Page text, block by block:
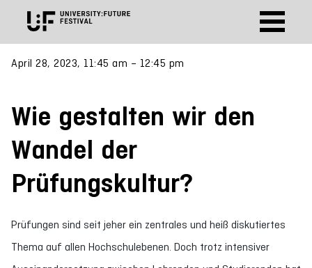
April 28, 2023, 11:45 am – 12:45 pm
Wie gestalten wir den
Wandel der
Prüfungskultur?
Prüfungen sind seit jeher ein zentrales und heiß diskutiertes
Thema auf allen Hochschulebenen. Doch trotz intensiver